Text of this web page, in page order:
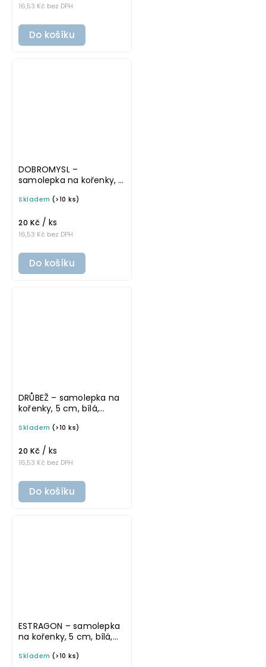
16,53 Kč bez DPH
Do košíku
DOBROMYSL –
samolepka na kořenky, 5
Skladem (>10 ks)
16,53 Kč bez DPH
20 Kč / ks
Do košíku
DRŮBEŽ – samolepka na
kořenky, 5 cm, bílá,
Skladem (>10 ks)
16,53 Kč bez DPH
20 Kč / ks
Do košíku
ESTRAGON – samolepka
na kořenky, 5 cm, bílá,
Skladem (>10 ks)